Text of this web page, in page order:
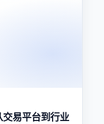
易平台到行业